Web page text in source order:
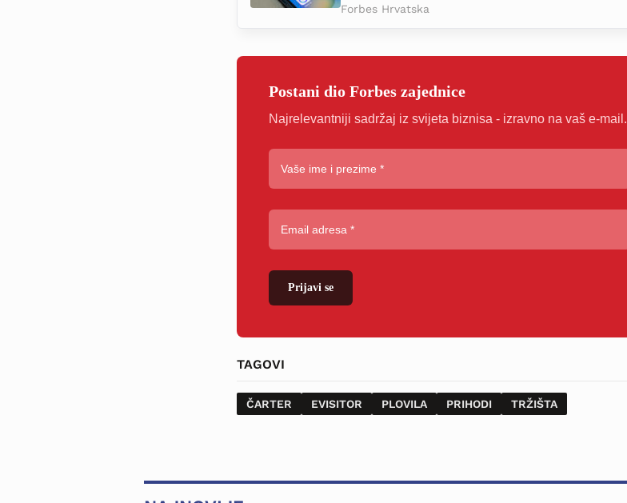
Forbes Hrvatska
Postani dio Forbes zajednice
Najrelevantniji sadržaj iz svijeta biznisa - izravno na vaš e-mail.
Prijavi se
TAGOVI
ČARTER EVISITOR PLOVILA PRIHODI TRŽIŠTA